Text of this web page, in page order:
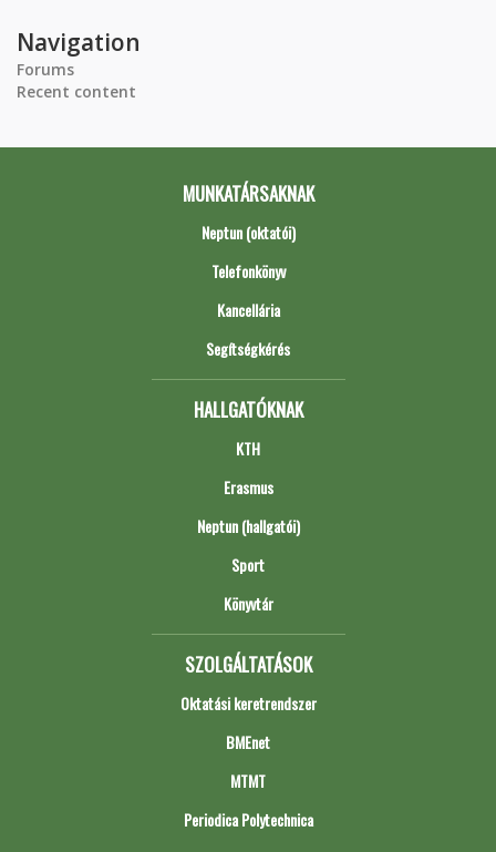
Navigation
Forums
Recent content
MUNKATÁRSAKNAK
Neptun (oktatói)
Telefonkönyv
Kancellária
Segítségkérés
HALLGATÓKNAK
KTH
Erasmus
Neptun (hallgatói)
Sport
Könyvtár
SZOLGÁLTATÁSOK
Oktatási keretrendszer
BMEnet
MTMT
Periodica Polytechnica